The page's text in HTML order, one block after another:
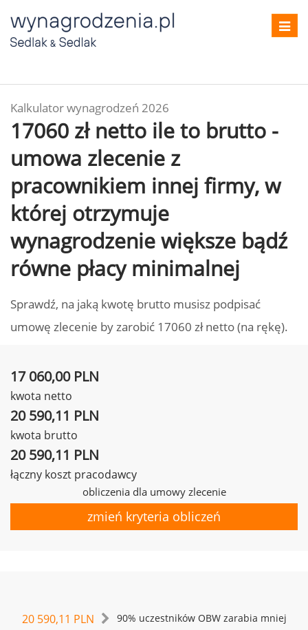
Kalkulator wynagrodzeń 2026
17060 zł netto ile to brutto -
umowa zlecenie z
pracownikiem innej firmy, w
której otrzymuje
wynagrodzenie większe bądź
równe płacy minimalnej
Sprawdź, na jaką kwotę brutto musisz podpisać
umowę zlecenie by zarobić 17060 zł netto (na rękę).
17 060,00 PLN
kwota netto
20 590,11 PLN
kwota brutto
20 590,11 PLN
łączny koszt pracodawcy
obliczenia dla umowy zlecenie
zmień kryteria obliczeń
20 590,11 PLN 90% uczestników OBW zarabia mniej